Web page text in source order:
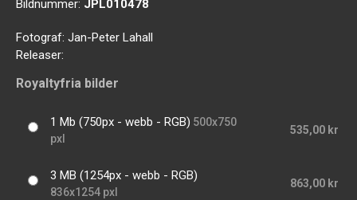
Bildnummer: JPL010478
Fotograf: Jan-Peter Lahall
Releaser:
Royaltyfria bilder
1 Mb (750px - webb - RGB) 500x750
pxl
535,00 kr
3 MB (1254px - webb - RGB)
836x1254 pxl
863,00 kr